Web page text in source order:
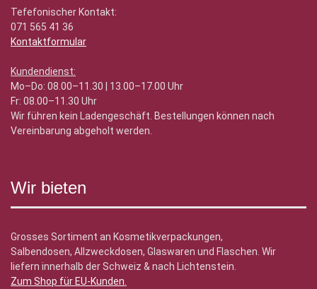
Tefefonischer Kontakt:
071 565 41 36
Kontaktformular
Kundendienst:
Mo–Do: 08.00–11.30 | 13.00–17.00 Uhr
Fr: 08.00–11.30 Uhr
Wir führen kein Ladengeschäft. Bestellungen können nach
Vereinbarung abgeholt werden.
Wir bieten
Grosses Sortiment an Kosmetikverpackungen,
Salbendosen, Allzweckdosen, Glaswaren und Flaschen. Wir
liefern innerhalb der Schweiz & nach Lichtenstein.
Zum Shop für EU-Kunden.